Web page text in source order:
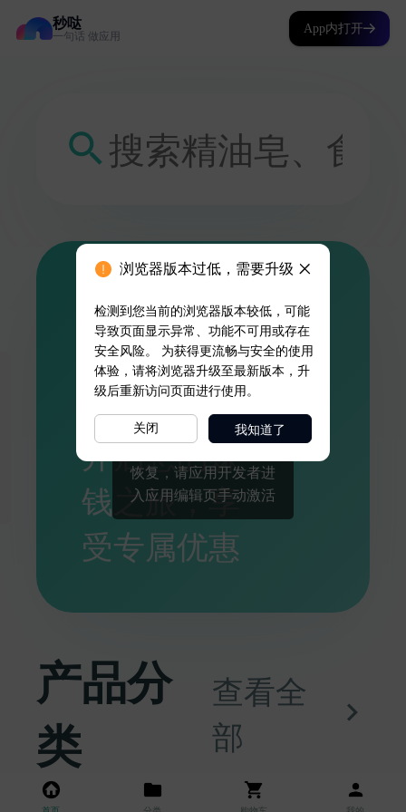
秒哒
一句话 做应用
App内打开
浏览器版本过低，需要升级
检测到您当前的浏览器版本较低，可能
导致页面显示异常、功能不可用或存在
安全风险。 为获得更流畅与安全的使用
体验，请将浏览器升级至最新版本，升
级后重新访问页面进行使用。
关闭 我知道了